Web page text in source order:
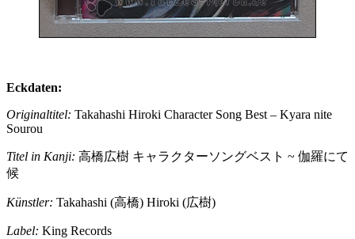
Eckdaten:
Originaltitel: Takahashi Hiroki Character Song Best – Kyara nite
Sourou
Titel in Kanji: 高橋広樹 キャラクターソングベスト ~ 伽羅にて
候
Künstler: Takahashi (高橋) Hiroki (広樹)
Label: King Records